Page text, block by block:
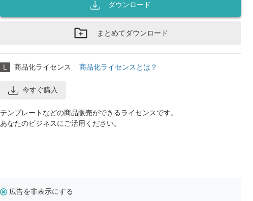
ダウンロード
まとめてダウンロード
L 商品化ライセンス 商品化ライセンスとは？
今すぐ購入
テンプレートなどの商品販売ができるライセンスです。
あなたのビジネスにご活用ください。
広告を非表示にする